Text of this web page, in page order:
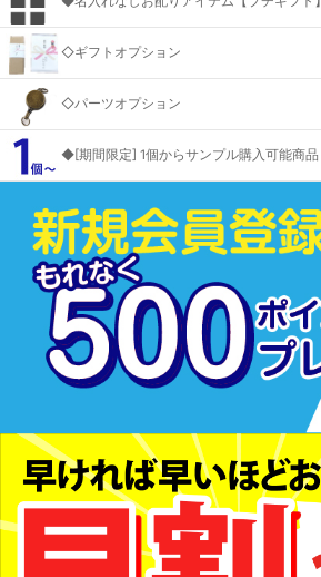
◇ギフトオプション
◇パーツオプション
◆[期間限定] 1個からサンプル購入可能商品